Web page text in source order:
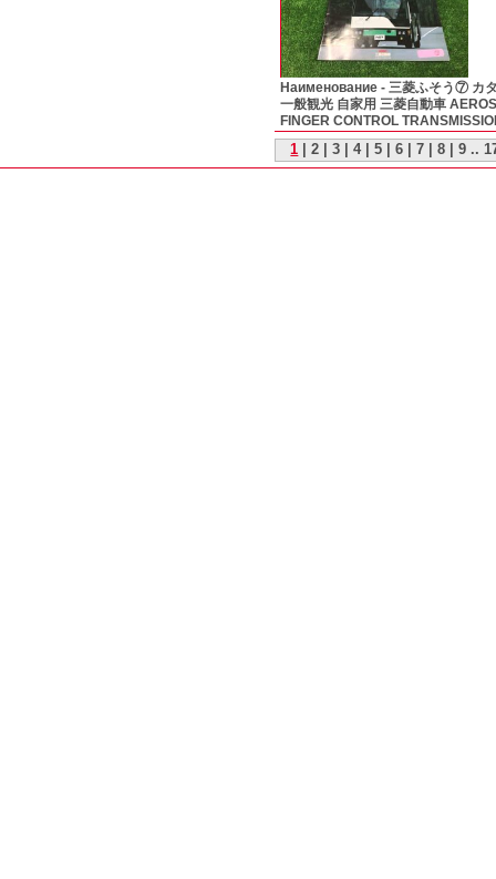
Наименование - 三菱ふそう⑦ カ
一般観光 自家用 三菱自動車
FINGER CONTROL
1 |2 |3 |4|5 |6 |7 |8 |9 ..